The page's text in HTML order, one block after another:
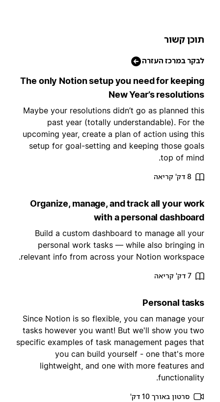
קשור
במרכז העזרה
The only Notion setup you need for
New Year’s
Maybe your resolutions didn’t go as planned
past year (totally understandable). For
upcoming year, create a plan of action using
setup for goal-setting and keeping those
top of
8 דק' קריאה
Organize, manage, and track all your
with a personal
Build a custom dashboard to manage all
personal work tasks — while also bringing
relevant info from across your Notion
Personal
Since Notion is so flexible, you can manage
tasks however you want! But we'll show you
specific examples of task management pages
you can build yourself - one that's
lightweight, and one with more features
סרטון באורך 10 דק'